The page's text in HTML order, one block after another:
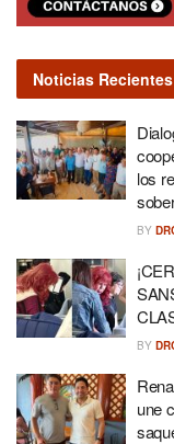
Noticias Recientes
los
BY
BY
une